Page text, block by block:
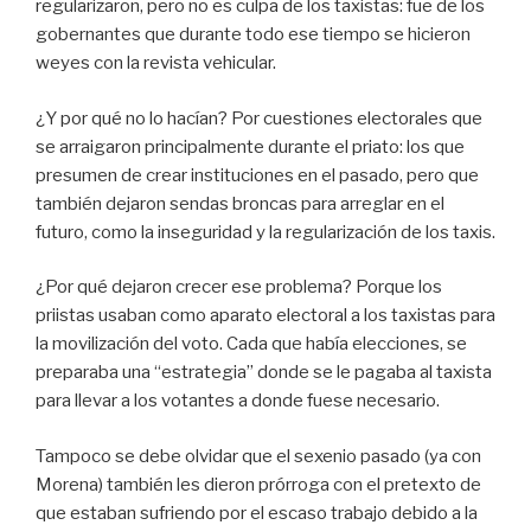
regularizaron, pero no es culpa de los taxistas: fue de los
gobernantes que durante todo ese tiempo se hicieron
weyes con la revista vehicular.
¿Y por qué no lo hacían? Por cuestiones electorales que
se arraigaron principalmente durante el priato: los que
presumen de crear instituciones en el pasado, pero que
también dejaron sendas broncas para arreglar en el
futuro, como la inseguridad y la regularización de los taxis.
¿Por qué dejaron crecer ese problema? Porque los
priistas usaban como aparato electoral a los taxistas para
la movilización del voto. Cada que había elecciones, se
preparaba una “estrategia” donde se le pagaba al taxista
para llevar a los votantes a donde fuese necesario.
Tampoco se debe olvidar que el sexenio pasado (ya con
Morena) también les dieron prórroga con el pretexto de
que estaban sufriendo por el escaso trabajo debido a la